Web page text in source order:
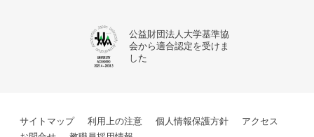
公益財団法人大学基準協
会から適合認定を受けま
した
サイトマップ 利用上の注意 個人情報保護方針
アクセス